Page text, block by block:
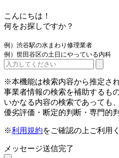
こんにちは！
何をお探しですか？
例）渋谷駅の水まわり修理業者
例）世田谷区の土日にやっている内科
※本機能は検索内容から推定さ
事業者情報の検索を補助するもの
いかなる内容の検索であっても
優劣評価・断定的判断・専門的
※利用規約をご確認の上ご利用
メッセージ送信完了